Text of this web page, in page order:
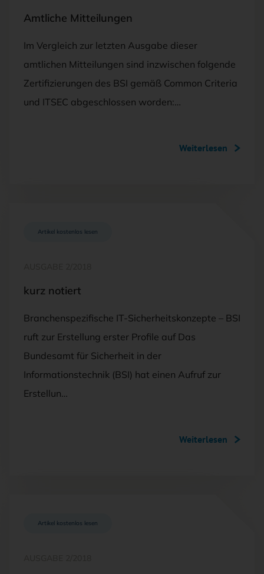
Amtliche Mitteilungen
Im Vergleich zur letzten Ausgabe dieser
amtlichen Mitteilungen sind inzwischen folgende
Zertifizierungen des BSI gemäß Common Criteria
und ITSEC abgeschlossen worden:…
Weiterlesen
Artikel kostenlos lesen
kurz notiert
Branchenspezifische IT-Sicherheitskonzepte – BSI
ruft zur Erstellung erster Profile auf Das
Bundesamt für Sicherheit in der
Informationstechnik (BSI) hat einen Aufruf zur
Erstellun…
Weiterlesen
Artikel kostenlos lesen